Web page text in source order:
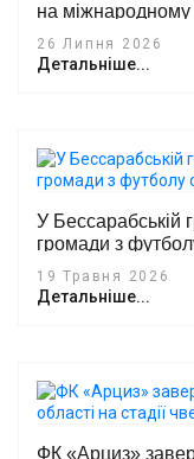
на міжнародному
26 Липня 2026
Детальніше...
У Бессарабській
громади з
19 Травня 2026
Детальніше...
ФК «Арциз»